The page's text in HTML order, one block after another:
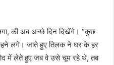
की अब अच्छे दिन दिखेंगे। “कुछ
लगे। जाते हुए तिलक ने घर के हर
में लेते हुए जब वे उसे चूम रहे थे, तब